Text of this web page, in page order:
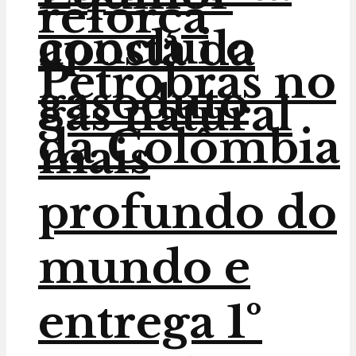
reforça
aposta da
Petrobras no
gás natural
da Colômbia
conclui o
gasoduto
mais
profundo do
mundo e
entrega 1º